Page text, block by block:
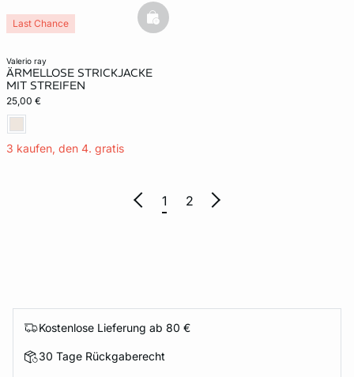
valerio ray
ÄRMELLOSE STRICKJACKE
MIT STREIFEN
25,00 €
3 kaufen, den 4. gratis
Last Chance basketfull
1 2
Kostenlose Lieferung ab 80 €
30 Tage Rückgaberecht